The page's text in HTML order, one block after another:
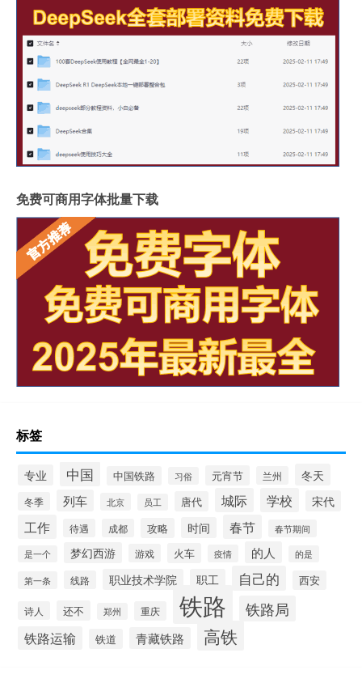
免费可商用字体批量下载
标签
专业 中国 中国铁路 习俗 元宵节 兰州 冬天
冬季 列车 北京 员工 唐代 城际 学校 宋代
工作 待遇 成都 攻略 时间 春节 春节期间
是一个 梦幻西游 游戏 火车 疫情 的人 的是
第一条 线路 职业技术学院 职工 自己的 西安
诗人 还不 郑州 重庆 铁路 铁路局
铁路运输 铁道 青藏铁路 高铁